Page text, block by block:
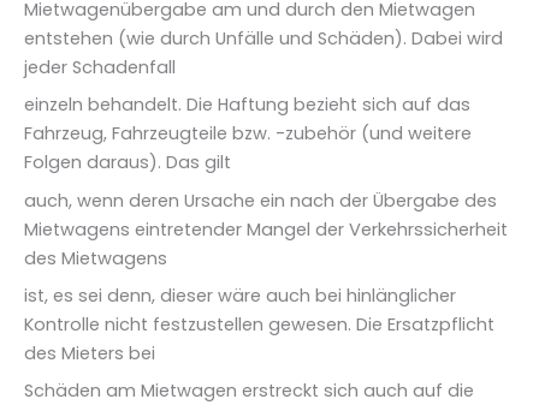
Mietwagenübergabe am und durch den Mietwagen
entstehen (wie durch Unfälle und Schäden). Dabei wird
jeder Schadenfall
einzeln behandelt. Die Haftung bezieht sich auf das
Fahrzeug, Fahrzeugteile bzw. -zubehör (und weitere
Folgen daraus). Das gilt
auch, wenn deren Ursache ein nach der Übergabe des
Mietwagens eintretender Mangel der Verkehrssicherheit
des Mietwagens
ist, es sei denn, dieser wäre auch bei hinlänglicher
Kontrolle nicht festzustellen gewesen. Die Ersatzpflicht
des Mieters bei
Schäden am Mietwagen erstreckt sich auch auf die